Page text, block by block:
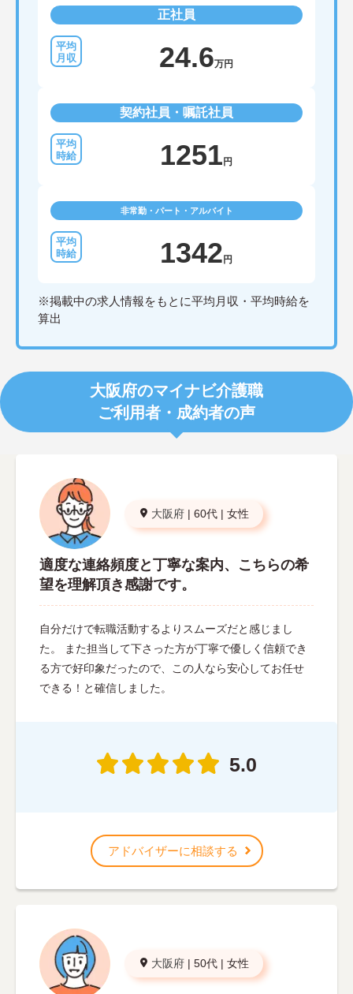
正社員
24.6万円
契約社員・嘱託社員
1251 円
非常勤・パート・アルバイト
1342 円
※掲載中の求人情報をもとに平均月収・平均時給を
算出
大阪府のマイナビ介護職
ご利用者・成約者の声
大阪府 | 60代 | 女性
適度な連絡頻度と丁寧な案内、こちらの希
望を理解頂き感謝です。
自分だけで転職活動するよりスムーズだと感じまし
た。 また担当して下さった方が丁寧で優しく信頼でき
る方で好印象だったので、この人なら安心してお任せ
できる！と確信しました。
5.0
アドバイザーに相談する
大阪府 | 50代 | 女性